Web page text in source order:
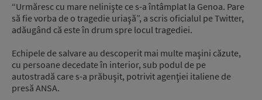
“Urmăresc cu mare nelinişte ce s-a întâmplat la Genoa. Pare
să fie vorba de o tragedie uriaşă”, a scris oficialul pe Twitter,
adăugând că este în drum spre locul tragediei.
Echipele de salvare au descoperit mai multe maşini căzute,
cu persoane decedate în interior, sub podul de pe
autostradă care s-a prăbuşit, potrivit agenţiei italiene de
presă ANSA.